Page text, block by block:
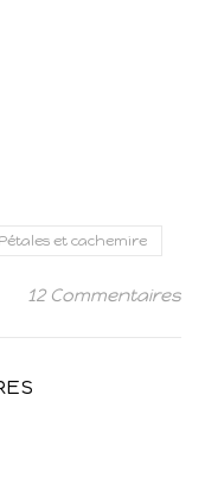
Pétales et cachemire
12 Commentaires